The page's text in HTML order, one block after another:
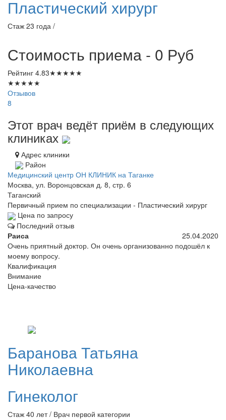
Пластический хирург
Стаж 23 года /
Стоимость приема - 0 Руб
Рейтинг 4.83★★★★★
★★★★★
Отзывов
8
Этот врач ведёт приём в следующих
клиниках
Адрес клиники
Район
Медицинский центр ОН КЛИНИК на Таганке
Москва, ул. Воронцовская д. 8, стр. 6
Таганский
Первичный прием по специализации - Пластический хирург
Цена по запросу
Последний отзыв
Раиса
25.04.2020
Очень приятный доктор. Он очень организованно подошёл к
моему вопросу.
Квалификация
Внимание
Цена-качество
БарановаТатьяна
Николаевна
Гинеколог
Стаж 40 лет / Врач первой категории